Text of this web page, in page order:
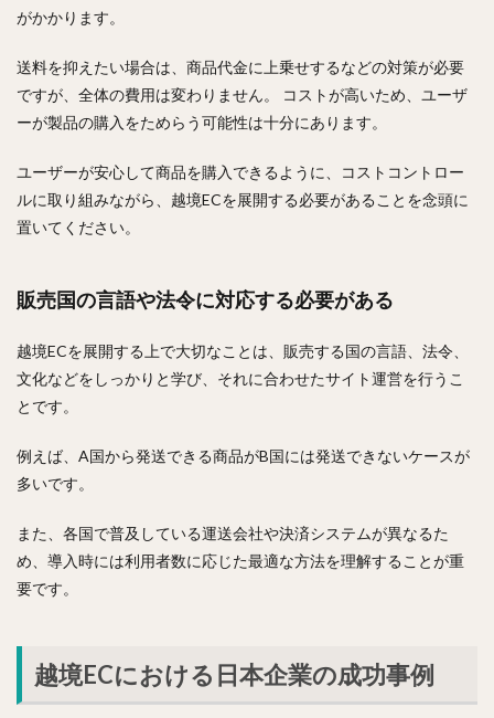
がかかります。
送料を抑えたい場合は、商品代金に上乗せするなどの対策が必要
ですが、全体の費用は変わりません。 コストが高いため、ユーザ
ーが製品の購入をためらう可能性は十分にあります。
ユーザーが安心して商品を購入できるように、コストコントロー
ルに取り組みながら、越境ECを展開する必要があることを念頭に
置いてください。
販売国の言語や法令に対応する必要がある
越境ECを展開する上で大切なことは、販売する国の言語、法令、
文化などをしっかりと学び、それに合わせたサイト運営を行うこ
とです。
例えば、A国から発送できる商品がB国には発送できないケースが
多いです。
また、各国で普及している運送会社や決済システムが異なるた
め、導入時には利用者数に応じた最適な方法を理解することが重
要です。
越境ECにおける日本企業の成功事例